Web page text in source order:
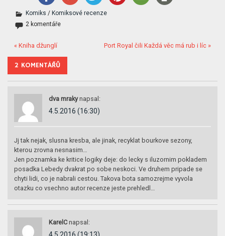
Komiks / Komiksové recenze
2 komentáře
« Kniha džunglí Port Royal čili Každá věc má rub i líc »
2 KOMENTÁŘŮ
dva mraky napsal:
4.5.2016 (16:30)
Jj tak nejak, slusna kresba, ale jinak, recyklat bourkove sezony,
kterou zrovna nesnasim…
Jen poznamka ke kritice logiky deje: do lecky s iluzornim pokladem
posadka Lebedy dvakrat po sobe neskoci. Ve druhem pripade se
chyti lidi, co je nabrali cestou. Takova bota samozrejme vyvola
otazku co vsechno autor recenze jeste prehledl…
KarelC napsal:
4.5.2016 (19:13)